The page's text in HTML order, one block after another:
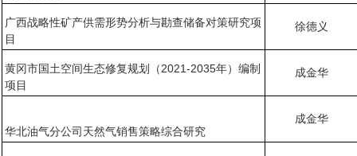
广西战略性矿产供需形势分析与勘查储备对策研究项
目
徐德义
黄冈市国土空间生态修复规划（2021-2035年）编制
项目
成金华
华北油气分公司天然气销售策略综合研究
成金华